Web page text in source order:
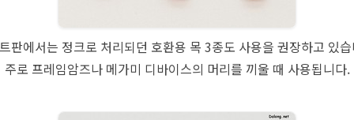
판에서는 정크로 처리되던 호환용 목 3종도 사용을 권장하고 있
주로 프레임암즈나 메가미 디바이스의 머리를 끼울 때 사용됩니다.